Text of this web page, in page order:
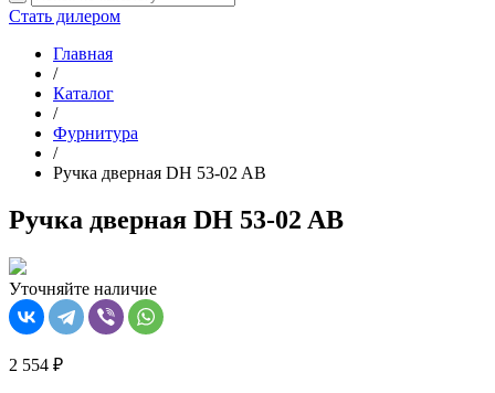
Стать дилером
Главная
/
Каталог
/
Фурнитура
/
Ручка дверная DH 53-02 AB
Ручка дверная DH 53-02 AB
Уточняйте наличие
2 554 ₽